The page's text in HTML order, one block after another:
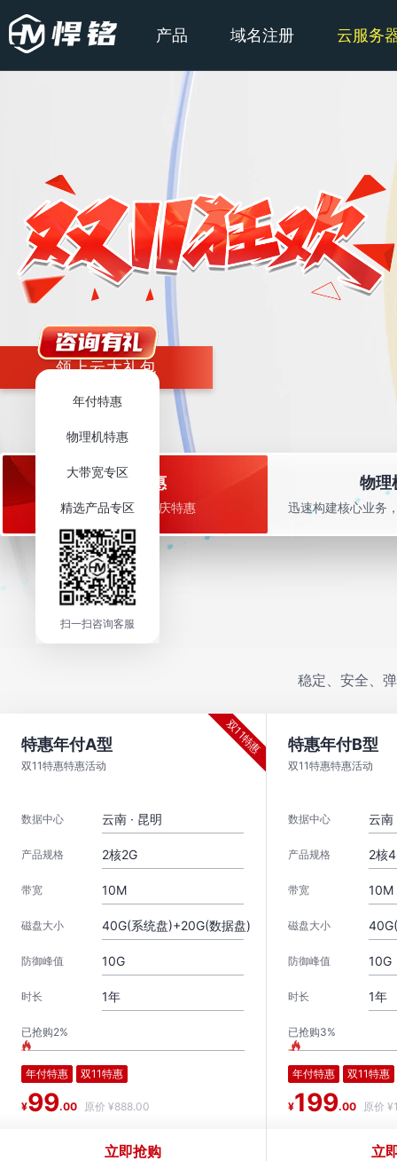
产品 域名注册 云服务
年付特惠
物理机特惠
大带宽专区
精选产品专区
扫一扫咨询客服
领上云大礼包
年付特惠
实惠更实用 · 国庆特惠
物理
迅速构建核心业务
稳定、安全、
特惠年付A型
双11特惠特惠活动
双11特惠
数据中心 云南 · 昆明
产品规格 2核2G
带宽 10M
磁盘大小 40G(系统盘)+20G(数据盘)
防御峰值 10G
时长 1年
已抢购2%
年付特惠 双11特惠
¥99.00 原价 ¥888.00
立即抢购
特惠年付B型
双11特惠特惠活动
数据中心 云南
产品规格 2核
带宽 10M
磁盘大小
防御峰值 10G
时长 1年
已抢购3%
年付特惠 双11特惠
¥199.00 原价
立